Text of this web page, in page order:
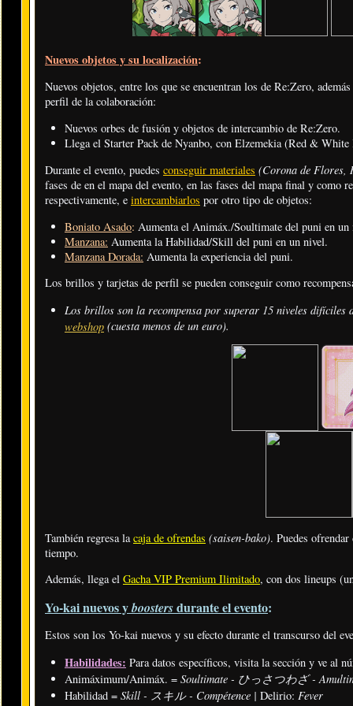
Nuevos objetos y su localización:
Nuevos objetos, entre los que se encuentran los de Re:Zero,
perfil de la colaboración:
Nuevos orbes de fusión y objetos de intercambio de Re:Zero.
Llega el Starter Pack de Nyanbo, con Elzemekia (Red &
Durante el evento, puedes conseguir materiales (Corona de Flores,
fases de en el mapa del evento, en las fases del mapa final y como
respectivamente, e intercambiarlos por otro tipo de objetos:
Boniato Asado: Aumenta el Animáx./Soultimate del puni en un
Manzana: Aumenta la Habilidad/Skill del puni en un nivel.
Manzana Dorada: Aumenta la experiencia del puni.
Los brillos y tarjetas de perfil se pueden conseguir como
Los brillos son la recompensa por superar 15 niveles difíciles
webshop (cuesta menos de un euro).
También regresa la caja de ofrendas (saisen-bako). Puedes
tiempo.
Además, llega el Gacha VIP Premium Ilimitado, con dos lineups
Yo-kai nuevos yboostersdurante el evento:
Estos son los Yo-kai nuevos y su efecto durante el transcurso del
Habilidades: Para datos específicos, visita la sección y ve al
Animáximum/Animáx. = Soultimate - ひっさつわざ -
Habilidad = Skill - スキル - Compétence | Delirio: Fever